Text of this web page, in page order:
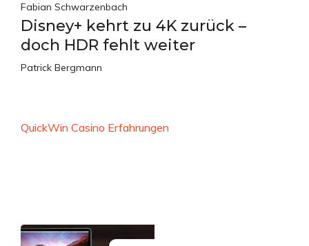
Fabian Schwarzenbach
Disney+ kehrt zu 4K zurück –
doch HDR fehlt weiter
Patrick Bergmann
QuickWin Casino Erfahrungen